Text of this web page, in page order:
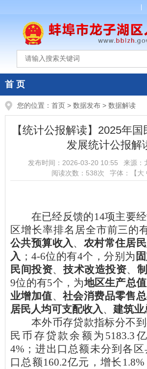
首 页
您的位置： 首页 > 数据发布 > 数据解读
【统计公报解读】2025年
发展统计公报解
发布时间： 2026-03-20 10:55 来源：
阅读次数： 538次 字体：【大
在已经反馈的14项主要
区增长率排名居全市前三的
公共预算收入、 农村常住居
入 ； 4-6位的有4个，分别为
民间投资、技术改造投资、
9位的有5个，为地区生产总值
业增加值、 社会消费品零售
居民人均可支配收入、 建筑业
本外币存贷款指标分不
民币存贷款余额为 5183.3
4% ； 进出口总额未分到各区
口总额160.2亿元，增长 1.8%